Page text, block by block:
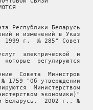
Республики Беларусь
и изменений в Указ
1999 г.  № 285" Совет
электрической  и
регулируются
Совета  Министров
1759 "Об утверждении
Министерством
экономики)"
Беларусь,  2002 г., №